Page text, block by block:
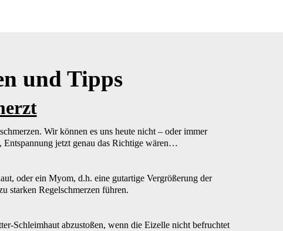
und Tipps
Wir können es uns heute nicht – oder immer
jetzt genau das Richtige wären…
oder ein Myom, d.h. eine gutartige Vergrößerung der
starken Regelschmerzen führen.
Schleimhaut abzustoßen, wenn die Eizelle nicht befruchtet